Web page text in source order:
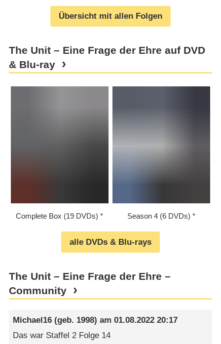
Übersicht mit allen Folgen
The Unit – Eine Frage der Ehre auf DVD
& Blu-ray
Complete Box (19 DVDs) Season 4 (6 DVDs)
alle DVDs & Blu-rays
The Unit – Eine Frage der Ehre –
Community
Michael16 (geb. 1998) am01.08.2022 20:17
Das war Staffel 2 Folge 14